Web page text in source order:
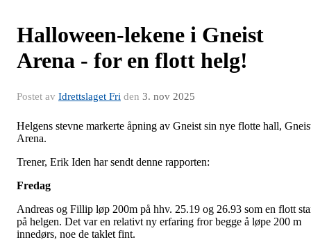
Halloween-lekene i Gneist
Arena - for en flott helg!
Postet av Idrettslaget Fri den 3. nov 2025
Helgens stevne markerte åpning av Gneist sin nye flotte hall,
Arena.
Trener, Erik Iden har sendt denne rapporten:
Fredag
Andreas og Fillip løp 200m på hhv. 25.19 og 26.93 som en flott
på helgen. Det var en relativt ny erfaring fror begge å løpe 200 m
innedørs, noe de taklet fint.